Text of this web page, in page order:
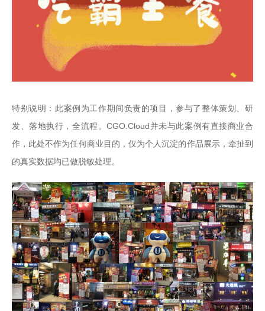
特别说明：此案例为工作期间负责的项目，参与了整体策划、研
发、落地执行，全流程。CGO.Cloud并未与此案例有直接商业合
作，此处不作为任何商业目的，仅为个人沉淀的作品展示，牵扯到